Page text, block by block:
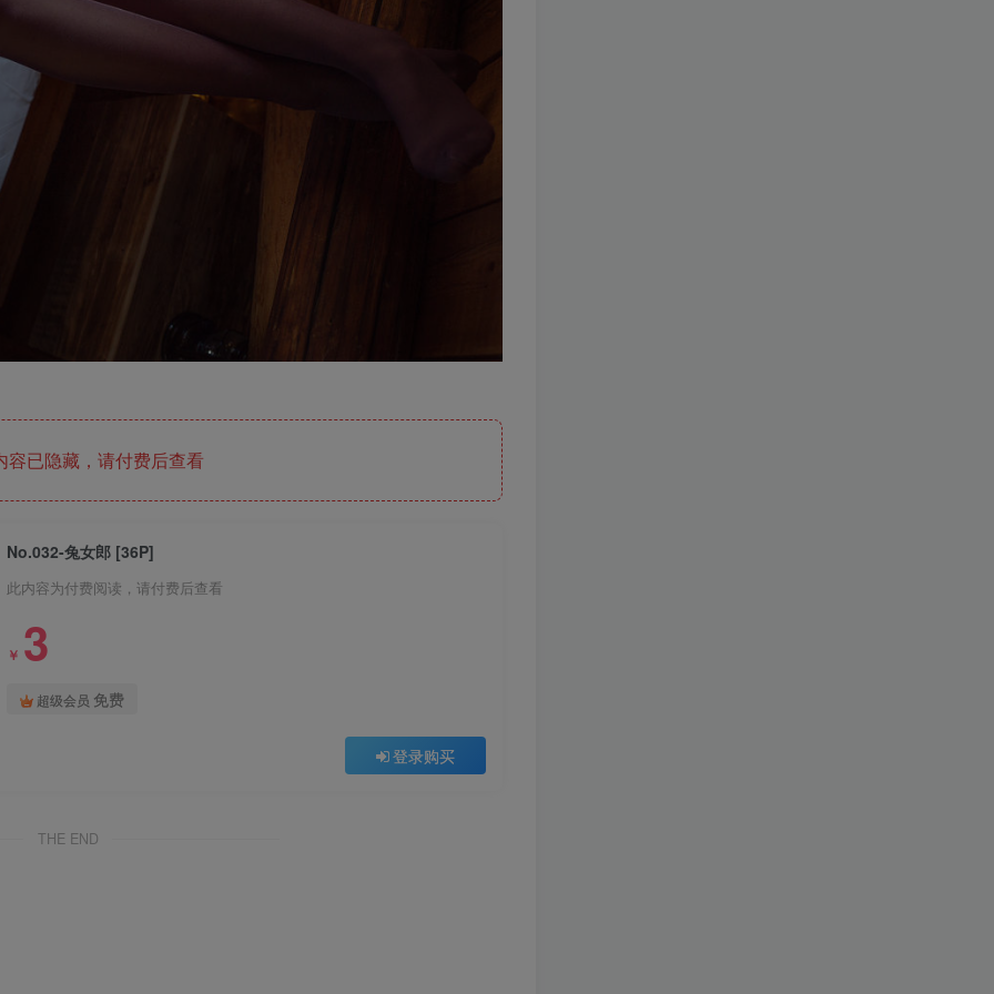
已隐藏，请付费后查看
No.032-兔女郎 [36P]
此内容为付费阅读，请付费后查看
￥ 3
超级会员 免费
登录购买
THE END